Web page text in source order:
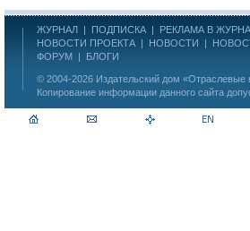
ЖУРНАЛ | ПОДПИСКА | РЕКЛАМА В
НОВОСТИ ПРОЕКТА | НОВОСТИ |
ФОРУМ | БЛОГИ
© 2004-2026 Издательский дом «Отраслевые
Копирование информации данного сайта